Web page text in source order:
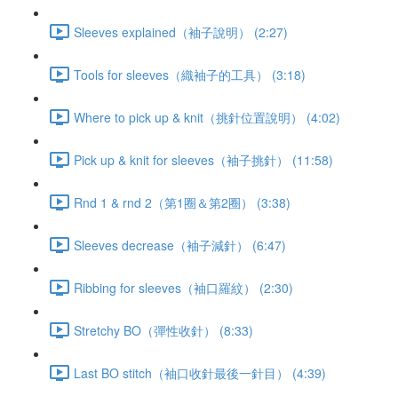
Sleeves explained（袖子說明） (2:27)
Tools for sleeves（織袖子的工具） (3:18)
Where to pick up & knit（挑針位置說明） (4:02)
Pick up & knit for sleeves（袖子挑針） (11:58)
Rnd 1 & rnd 2（第1圈＆第2圈） (3:38)
Sleeves decrease（袖子減針） (6:47)
Ribbing for sleeves（袖口羅紋） (2:30)
Stretchy BO（彈性收針） (8:33)
Last BO stitch（袖口收針最後一針目） (4:39)